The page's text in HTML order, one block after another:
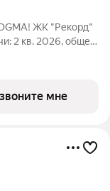
ЖК "Рекорд"
2 кв. 2026, общей
"РЕКОРД" -
внутри.
мне